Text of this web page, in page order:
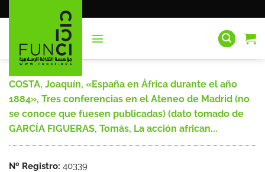
al
COSTA, Joaquín, «España en África durante el año
1884», Tres conferencias en el Ateneo de Madrid (no
se conoce que fuesen publicadas) (dato tomado de
GARCÍA FIGUERAS, Tomás, La acción african...
Nº Registro: 40339